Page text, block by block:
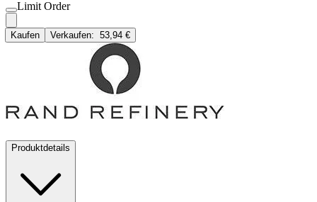
Limit Order
Kaufen Verkaufen: 53,94 €
Produktdetails